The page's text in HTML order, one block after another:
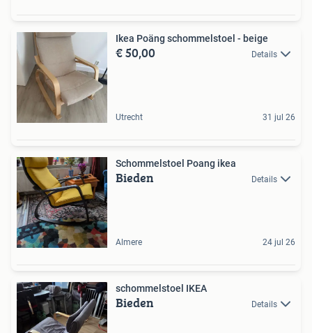
Ikea Poäng schommelstoel - beige
€ 50,00 Details
Utrecht 31 jul 26
Schommelstoel Poang ikea
Bieden Details
Almere 24 jul 26
schommelstoel IKEA
Bieden Details